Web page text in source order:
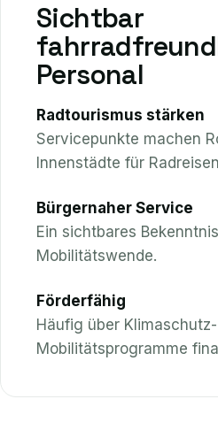
Sichtbar
Personal
Radtourismus stärken
Servicepunkte machen
Innenstädte für
Bürgernaher Service
Ein sichtbares
Mobilitätswende.
Förderfähig
Häufig über
Mobilitätsprogramme